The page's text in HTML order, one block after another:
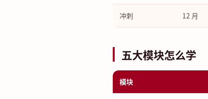
冲刺 12 月
五大模块怎么学
模块